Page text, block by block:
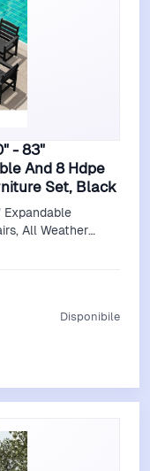
- 83"
And 8 Hdpe
Set, Black
All Weather
Disponibile